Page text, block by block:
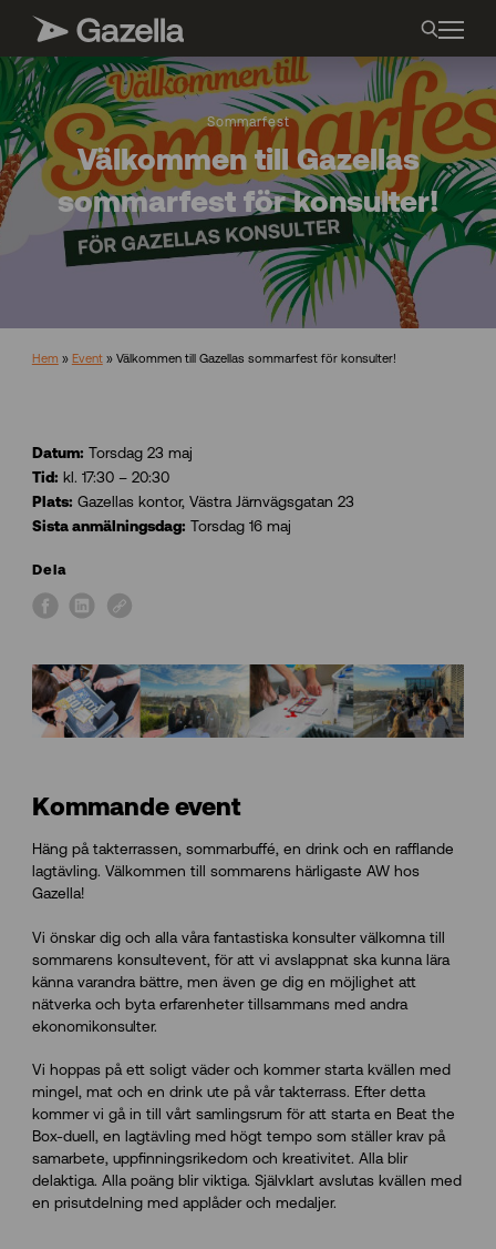
Sommarfest
Välkommen till Gazellas
sommarfest för konsulter!
Hem » Event» Välkommen till Gazellas sommarfest för konsulter!
Datum: Torsdag 23 maj
Tid: kl. 17:30 – 20:30
Plats: Gazellas kontor, Västra Järnvägsgatan 23
Sista anmälningsdag: Torsdag 16 maj
Dela
Kommande event
Häng på takterrassen, sommarbuffé, en drink och en rafflande
lagtävling. Välkommen till sommarens härligaste AW hos
Gazella!
Vi önskar dig och alla våra fantastiska konsulter välkomna till
sommarens konsultevent, för att vi avslappnat ska kunna lära
känna varandra bättre, men även ge dig en möjlighet att
nätverka och byta erfarenheter tillsammans med andra
ekonomikonsulter.
Vi hoppas på ett soligt väder och kommer starta kvällen med
mingel, mat och en drink ute på vår takterrass. Efter detta
kommer vi gå in till vårt samlingsrum för att starta en Beat the
Box-duell, en lagtävling med högt tempo som ställer krav på
samarbete, uppfinningsrikedom och kreativitet. Alla blir
delaktiga. Alla poäng blir viktiga. Självklart avslutas kvällen med
en prisutdelning med applåder och medaljer.